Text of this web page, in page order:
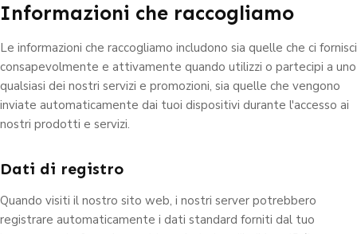
Informazioni che raccogliamo
Le informazioni che raccogliamo includono sia quelle che ci fornisci
consapevolmente e attivamente quando utilizzi o partecipi a uno
qualsiasi dei nostri servizi e promozioni, sia quelle che vengono
inviate automaticamente dai tuoi dispositivi durante l'accesso ai
nostri prodotti e servizi.
Dati di registro
Quando visiti il nostro sito web, i nostri server potrebbero
registrare automaticamente i dati standard forniti dal tuo